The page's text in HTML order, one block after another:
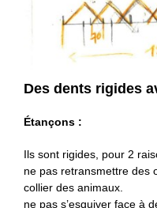
Des dents rigides
Étançons :
Ils sont rigides, pour 2
ne pas retransmettre des
collier des animaux.
ne pas s’esquiver face à